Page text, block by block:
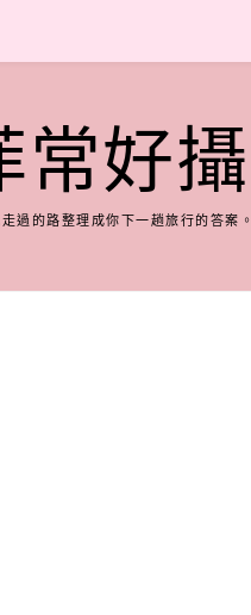
常好攝
過的路整理成你下一趟旅行的答案。